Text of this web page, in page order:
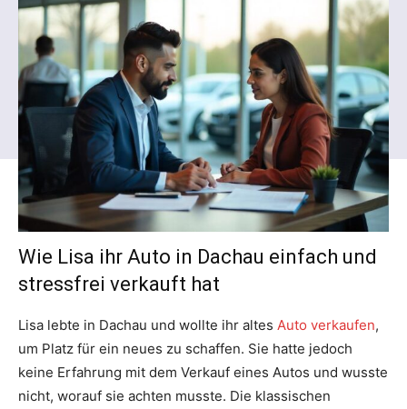
Wie Lisa ihr Auto in Dachau einfach und
stressfrei verkauft hat
Lisa lebte in Dachau und wollte ihr altes Auto verkaufen,
um Platz für ein neues zu schaffen. Sie hatte jedoch
keine Erfahrung mit dem Verkauf eines Autos und wusste
nicht, worauf sie achten musste. Die klassischen